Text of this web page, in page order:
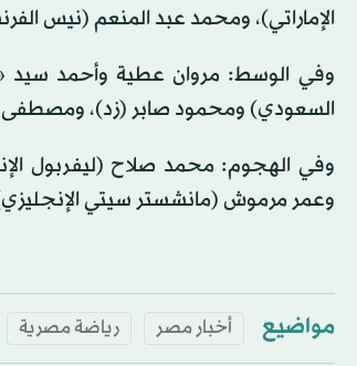
الإماراتي)، ومحمد عبد المنعم (نيس
وفي الوسط: مروان عطية وأحمد سيد
السعودي) ومحمود صابر (زد)، ومصطفى
وفي الهجوم: محمد صلاح (ليفربول
وعمر مرموش (مانشستر سيتي
مواضيع أخبار مصر رياضة مصرية